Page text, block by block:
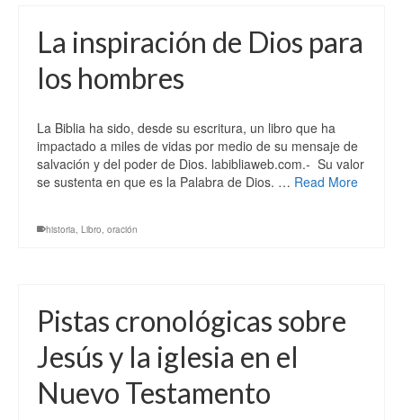
La inspiración de Dios para
los hombres
La Biblia ha sido, desde su escritura, un libro que ha
impactado a miles de vidas por medio de su mensaje de
salvación y del poder de Dios. labibliaweb.com.- Su valor
se sustenta en que es la Palabra de Dios. … Read More
historia Libro oración
Pistas cronológicas sobre
Jesús y la iglesia en el
Nuevo Testamento